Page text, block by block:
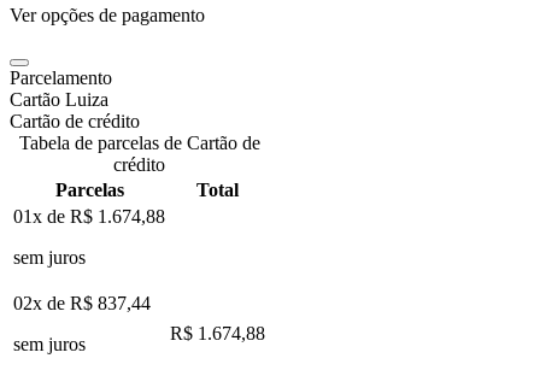
Ver opções de pagamento
Parcelamento
Cartão Luiza
Cartão de crédito
Tabela de parcelas de Cartão de
crédito
Parcelas
Total
01x de R$ 1.674,88
sem juros
02x de R$ 837,44
sem juros
R$ 1.674,88